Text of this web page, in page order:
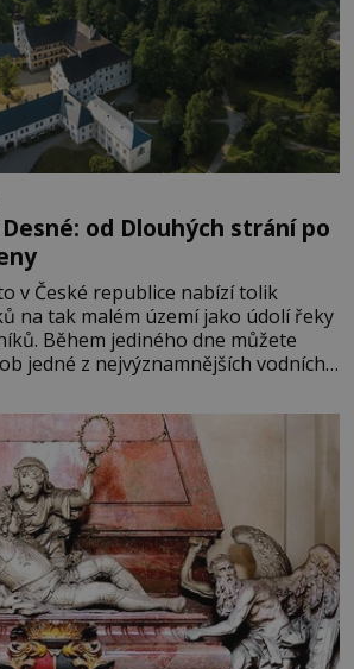
od Dlouhých strání po
v České republice nabízí tolik
na tak malém území jako údolí řeky
Během jediného dne můžete
jedné z nejvýznamnějších vodních
zakončit poznáváním památek ve
v termálním